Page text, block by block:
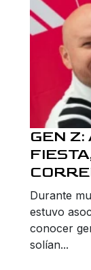
GEN
Durante
estuvo
conocer
solían...